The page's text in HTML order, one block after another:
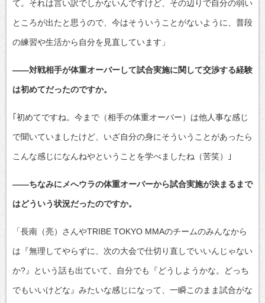
て。それは言い訳でしかないんですけど、その辺りで自分の弱い
ところが出たと思うので、今はそういうことがないように、普段
の練習や生活から自分を見直しています」
――対戦相手が体重オーバーして試合実施に関して交渉する経験
は初めてだったのですか。
｢初めてですね。今まで（相手の体重オーバー）は他人事な感じ
で聞いていましたけど、いざ自分の身にそういうことがあったら
こんな感じになんねやということを学べましたね（苦笑）｣
――ちなみにメへウラの体重オーバーから試合実施が決まるまで
はどういう状況だったのですか。
「長南（亮）さんやTRIBE TOKYO MMAのチームのみんなから
は『無理してやらずに、次の大会で仕切り直しでいいんじゃない
か?』という話も出ていて、自分でも『どうしようかな。どっち
でもいいけどな』みたいな感じになって、一瞬このまま試合がな